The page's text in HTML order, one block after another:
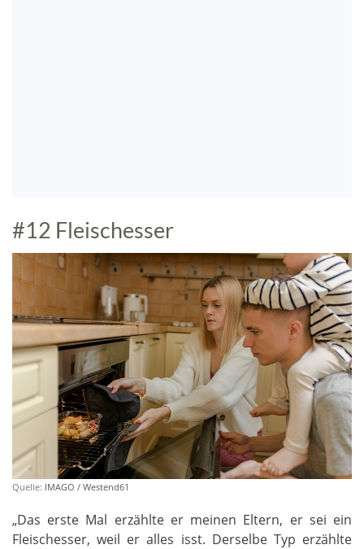
#12 Fleischesser
Quelle: IMAGO / Westend61
„Das erste Mal erzählte er meinen Eltern, er sei ein
Fleischesser, weil er alles isst. Derselbe Typ erzählte